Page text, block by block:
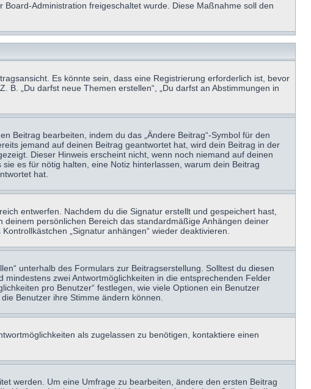
Administration freigeschaltet wurde. Diese Maßnahme soll den
Es könnte sein, dass eine Registrierung erforderlich ist, bevor
„Du darfst neue Themen erstellen“, „Du darfst an Abstimmungen in
Beitrag bearbeiten, indem du das „Ändere Beitrag“-Symbol für den
jemand auf deinen Beitrag geantwortet hat, wird dein Beitrag in der
Dieser Hinweis erscheint nicht, wenn noch niemand auf deinen
es für nötig halten, eine Notiz hinterlassen, warum dein Beitrag
hat.
entwerfen. Nachdem du die Signatur erstellt und gespeichert hast,
persönlichen Bereich das standardmäßige Anhängen deiner
„Signatur anhängen“ wieder deaktivieren.
unterhalb des Formulars zur Beitragserstellung. Solltest du diesen
zwei Antwortmöglichkeiten in die entsprechenden Felder
pro Benutzer“ festlegen, wie viele Optionen ein Benutzer
Benutzer ihre Stimme ändern können.
als zugelassen zu benötigen, kontaktiere einen
werden. Um eine Umfrage zu bearbeiten, ändere den ersten Beitrag